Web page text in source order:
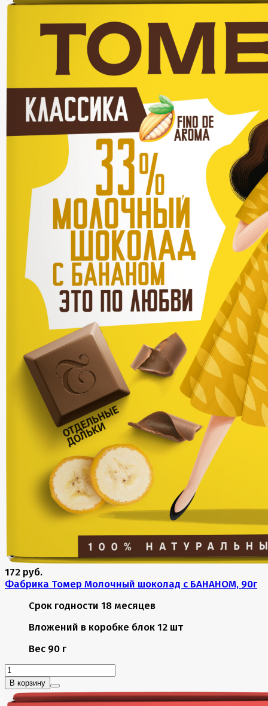
172 руб.
Фабрика Томер Молочный шоколад с БАНАНОМ, 90г
Срок годности 18 месяцев
Вложений в коробке блок 12 шт
Вес 90 г
В корзину